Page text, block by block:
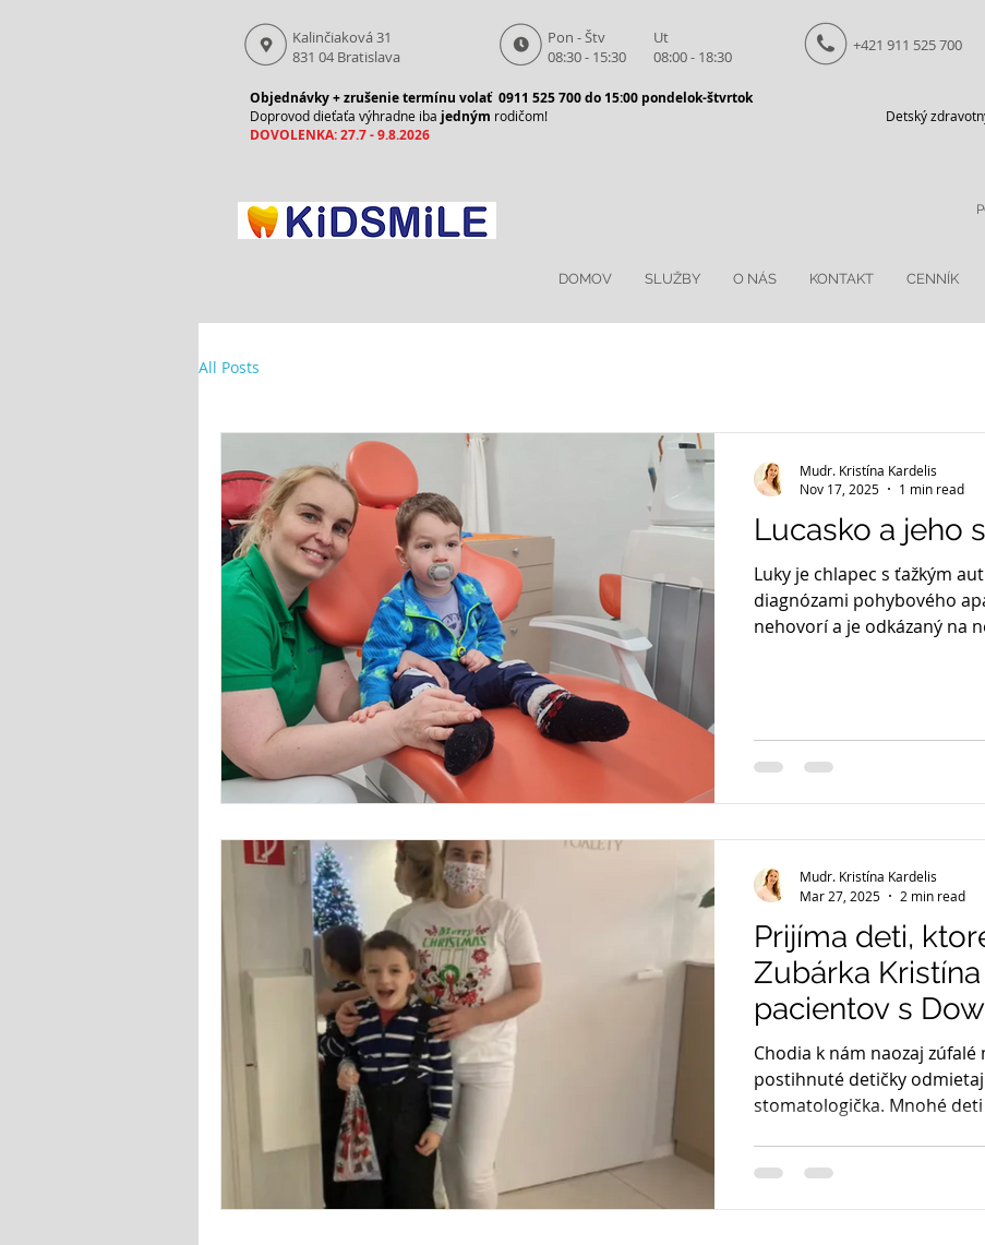
Kalinčiaková 31
831 04 Bratislava
Pon - Štv
08:30 - 15:30
+421 911 525 700
Ut
08:00 - 18:30
Objednávky + zrušenie termínu volať 0911 525 700 do 15:00 pondelok-štvrtok
Doprovod dieťaťa výhradne iba jedným rodičom!
DOVOLENKA: 27.7 - 9.8.2026
Detský
DOMOV SLUŽBY O NÁS KONTAKT CENNÍK
All Posts
Lucasko a jeho
Luky je chlapec s ťažkým
diagnózami pohybového
nehovorí a je odkázaný na
veľmi nákladné. Preto sa
dúfame pomôže poskytnúť
Mudr. Kristína Kardelis
Nov 17, 2025
1 min read
Prijíma deti,
Zubárka
pacientov s
syndrómom
Chodia k nám naozaj zúfalé
postihnuté detičky
stomatologička. Mnohé
Mudr. Kristína Kardelis
Mar 27, 2025
2 min read